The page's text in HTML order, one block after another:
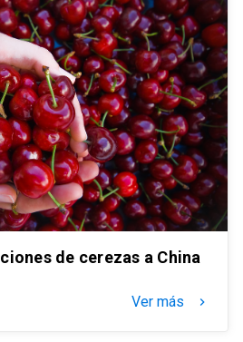
de cerezas a China
Ver más keyboard_arrow_right